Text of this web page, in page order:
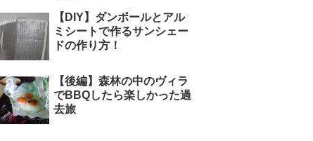
【DIY】ダンボールとアル
ミシートで作るサンシェー
ドの作り方！
【後編】森林の中のヴィラ
でBBQしたら楽しかった過
去旅